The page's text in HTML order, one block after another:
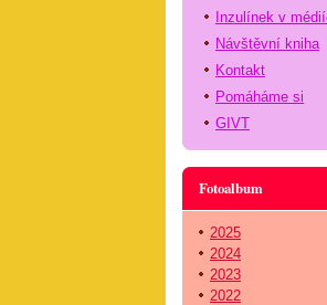
Inzulínek v
Návštěvní kniha
Kontakt
Pomáháme si
GIVT
Fotoalbum
2025
2024
2023
2022